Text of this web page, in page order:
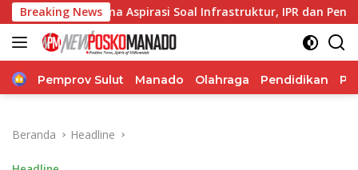
Langsung
ke
konten
Breaking News
Soal Infrastruktur, IPR dan Penguatan UMKM
Home
Pemprov Sulut Manado Olahraga Pendidikan
Beranda Headline